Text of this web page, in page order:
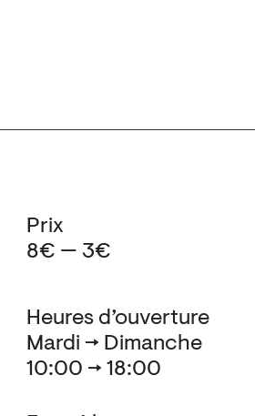
Heures d’ouverture
Mardi → Dimanche
10:00 → 18:00
Prix
8€ — 3€